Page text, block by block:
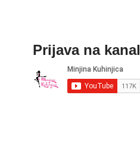
Prijava na kanal